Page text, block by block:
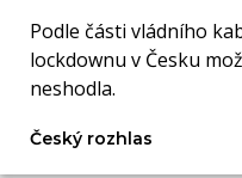
Podle části vládního
lockdownu v Česku
neshodla.
Český rozhlas